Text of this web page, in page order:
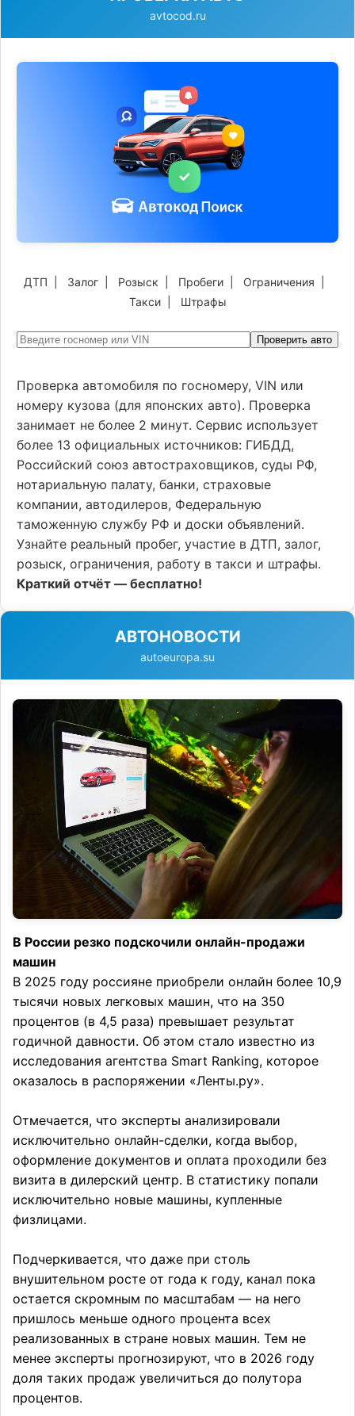
avtocod.ru
ДТП Залог Розыск Пробеги Ограничения
Такси| Штрафы
Проверить авто
Проверка автомобиля по госномеру, VIN или
номеру кузова (для японских авто). Проверка
занимает не более 2 минут. Сервис использует
более 13 официальных источников: ГИБДД,
Российский союз автостраховщиков, суды РФ,
нотариальную палату, банки, страховые
компании, автодилеров, Федеральную
таможенную службу РФ и доски объявлений.
Узнайте реальный пробег, участие в ДТП, залог,
розыск, ограничения, работу в такси и штрафы.
Краткий отчёт — бесплатно!
АВТОНОВОСТИ
autoeuropa.su
В России резко подскочили онлайн-продажи
машин
В 2025 году россияне приобрели онлайн более 10,9
тысячи новых легковых машин, что на 350
процентов (в 4,5 раза) превышает результат
годичной давности. Об этом стало известно из
исследования агентства Smart Ranking, которое
оказалось в распоряжении «Ленты.ру».
Отмечается, что эксперты анализировали
исключительно онлайн-сделки, когда выбор,
оформление документов и оплата проходили без
визита в дилерский центр. В статистику попали
исключительно новые машины, купленные
физлицами.
Подчеркивается, что даже при столь
внушительном росте от года к году, канал пока
остается скромным по масштабам — на него
пришлось меньше одного процента всех
реализованных в стране новых машин. Тем не
менее эксперты прогнозируют, что в 2026 году
доля таких продаж увеличиться до полутора
процентов.